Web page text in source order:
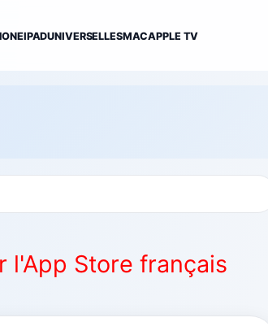
IPADUNIVERSELLESMACAPPLE TV
l'App Store français